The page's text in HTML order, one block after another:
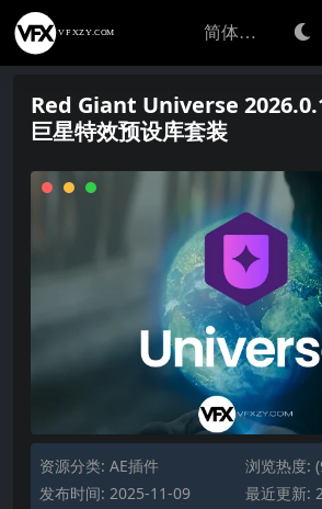
Red Giant Universe
巨星特效预设库套装
资源分类: AE插件
浏览热度:
发布时间: 2025-11-09
最近更新: